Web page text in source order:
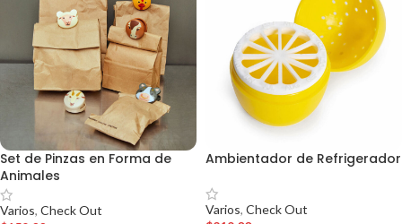
Set de Pinzas en Forma de
Animales
Varios, Check Out
Ambientador de Refrigerador
Varios, Check Out